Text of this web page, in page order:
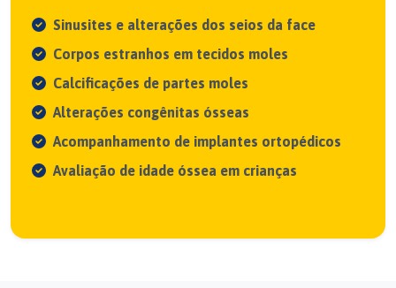
Sinusites e alterações dos seios da face
Corpos estranhos em tecidos moles
Calcificações de partes moles
Alterações congênitas ósseas
Acompanhamento de implantes ortopédicos
Avaliação de idade óssea em crianças